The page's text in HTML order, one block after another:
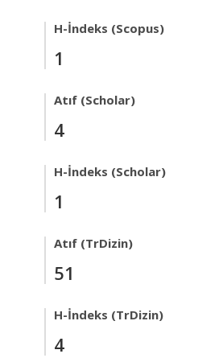
H-İndeks (Scopus)
1
Atıf (Scholar)
4
H-İndeks (Scholar)
1
Atıf (TrDizin)
51
H-İndeks (TrDizin)
4